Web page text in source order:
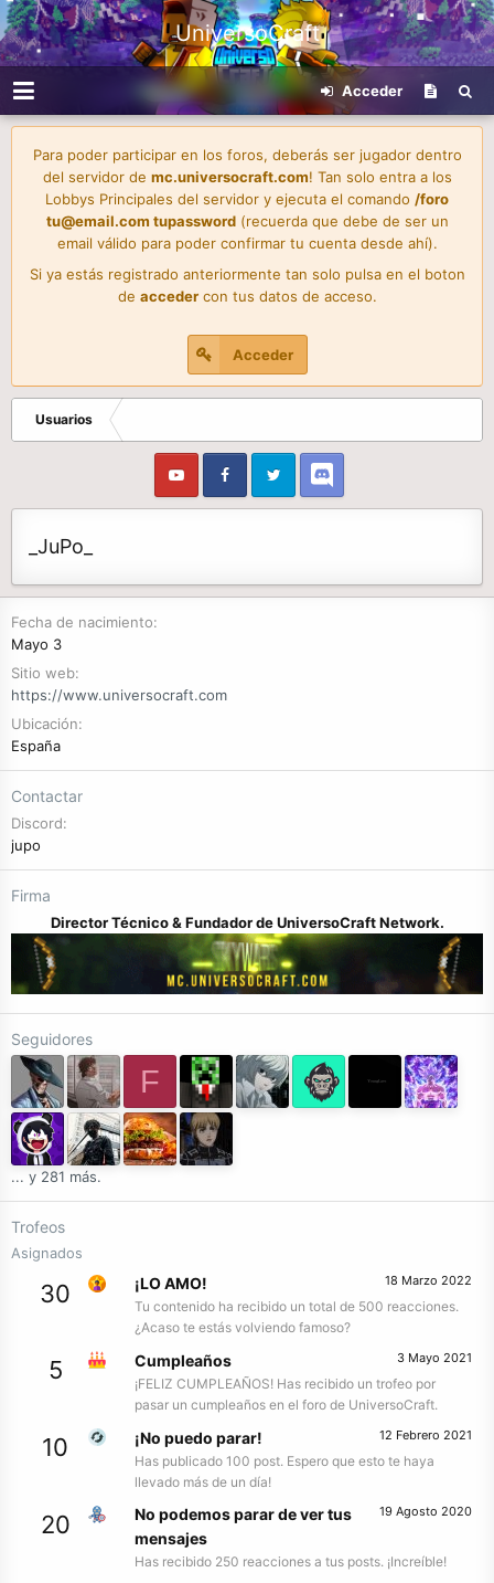
UniversoCraft
Acceder
Para poder participar en los foros, deberás ser jugador dentro
del servidor de mc.universocraft.com! Tan solo entra a los
Lobbys Principales del servidor y ejecuta el comando /foro
tu@email.com tupassword(recuerda que debe de ser un
email válido para poder confirmar tu cuenta desde ahí).
Si ya estás registrado anteriormente tan solo pulsa en el boton
de accedercon tus datos de acceso.
Acceder
Usuarios
_JuPo_
Fecha de nacimiento
Mayo 3
Sitio web
https://www.universocraft.com
Ubicación
España
Contactar
Discord
jupo
Firma
Director Técnico & Fundador de UniversoCraft Network.
Seguidores
F
... y 281 más.
Trofeos
Asignados
30 18 Marzo 2022
¡LO AMO!
Tu contenido ha recibido un total de 500 reacciones.
¿Acaso te estás volviendo famoso?
5 3 Mayo 2021
Cumpleaños
¡FELIZ CUMPLEAÑOS! Has recibido un trofeo por
pasar un cumpleaños en el foro de UniversoCraft.
10 12 Febrero 2021
¡No puedo parar!
Has publicado 100 post. Espero que esto te haya
llevado más de un día!
20 19 Agosto 2020
No podemos parar de ver tus
mensajes
Has recibido 250 reacciones a tus posts. ¡Increíble!